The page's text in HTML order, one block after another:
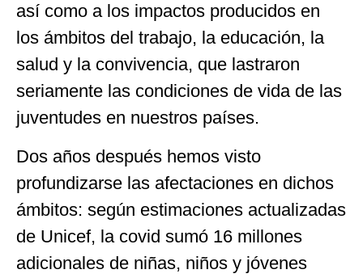
así como a los impactos producidos en
los ámbitos del trabajo, la educación, la
salud y la convivencia, que lastraron
seriamente las condiciones de vida de las
juventudes en nuestros países.
Dos años después hemos visto
profundizarse las afectaciones en dichos
ámbitos: según estimaciones actualizadas
de Unicef, la covid sumó 16 millones
adicionales de niñas, niños y jóvenes